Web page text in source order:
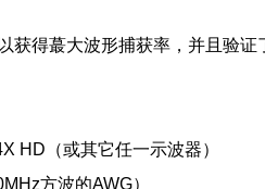
获得蕞大波形捕获率，并且验
HD（或其它任一示波器）
方波的AWG）